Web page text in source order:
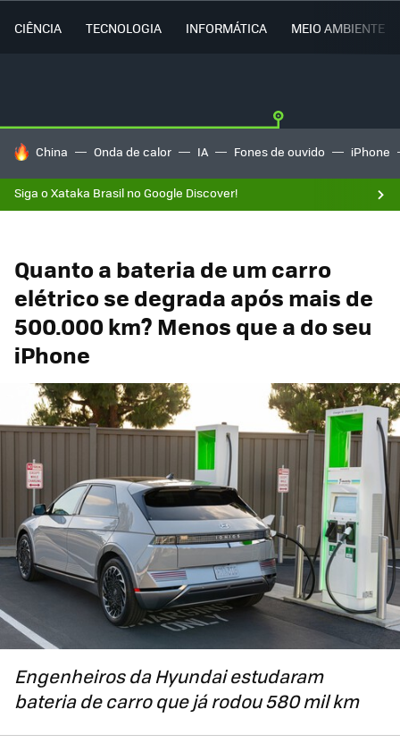
CIÊNCIA TECNOLOGIA INFORMÁTICA MEIO AMBIENTE
TENDÊNCIAS DO DIA
China Onda de calor IA Fones de ouvido iPhone
Siga o Xataka Brasil no Google Discover!
Quanto a bateria de um carro
elétrico se degrada após mais de
500.000 km? Menos que a do seu
iPhone
Engenheiros da Hyundai estudaram
bateria de carro que já rodou 580 mil km